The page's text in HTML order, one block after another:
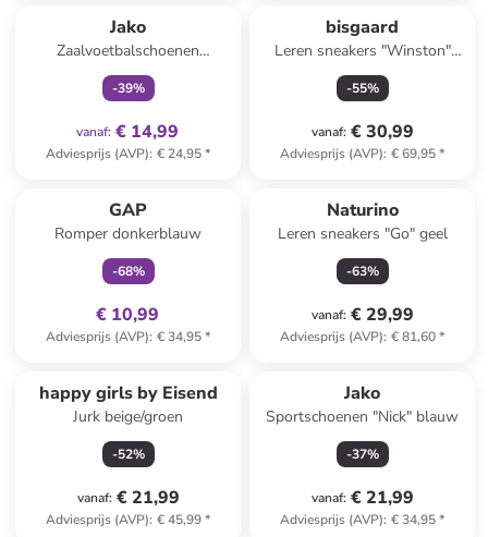
Jako
Zaalvoetbalschoenen
"Winger" geel
-39%
vanaf: € 14,99
Adviesprijs (AVP): € 24,95*
bisgaard
Leren sneakers "Winston"
lichtbruin
-55%
vanaf: € 30,99
Adviesprijs (AVP): € 69,95*
GAP
Romper donkerblauw
-68%
€ 10,99
Adviesprijs (AVP): € 34,95*
Naturino
Leren sneakers "Go" geel
-63%
vanaf: € 29,99
Adviesprijs (AVP): € 81,60*
happy girls by Eisend
Jurk beige/groen
-52%
vanaf: € 21,99
Adviesprijs (AVP): € 45,99*
Jako
Sportschoenen "Nick" blauw
-37%
vanaf: € 21,99
Adviesprijs (AVP): € 34,95*